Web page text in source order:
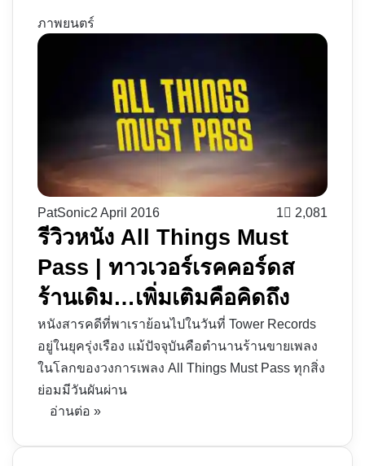
ภาพยนตร์
PatSonic2 April 2016 1 2,081
รีวิวหนัง All Things Must
Pass | ทาวเวอร์เรคคอร์ดส
ร้านเดิม…เพิ่มเติมคือคิดถึง
หนังสารคดีที่พาเราย้อนไปในวันที่ Tower Records
อยู่ในยุครุ่งเรือง แม้ปัจจุบันคือตำนานร้านขายเพลง
ในโลกของวงการเพลง All Things Must Pass ทุกสิ่ง
ย่อมมีวันผันผ่าน
อ่านต่อ »